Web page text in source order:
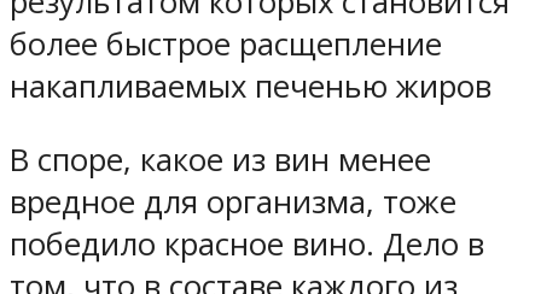
более быстрое расщепление
накапливаемых печенью жиров
В споре, какое из вин менее
вредное для организма, тоже
победило красное вино. Дело в